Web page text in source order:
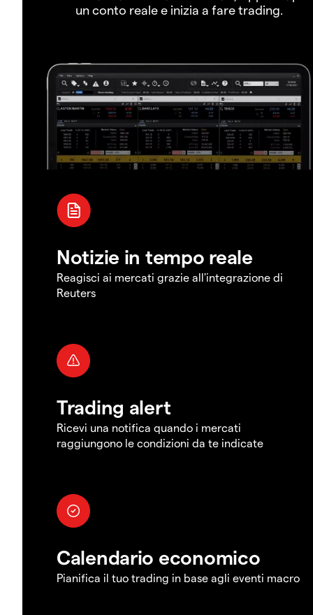
un conto reale e inizia a fare trading.
Notizie in tempo reale
Reagisci ai mercati grazie all'integrazione di
Reuters
Trading alert
Ricevi una notifica quando i mercati
raggiungono le condizioni da te indicate
Calendario economico
Pianifica il tuo trading in base agli eventi macro